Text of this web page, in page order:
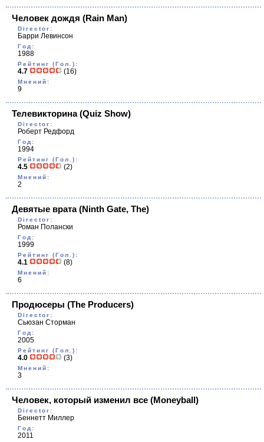
Человек дождя (Rain Man)
Director:
Барри Левинсон
Год:
1988
Рейтинг (Гол.):
4.7 (16)
Мнений:
9
Телевикторина(Quiz Show)
Director:
Роберт Редфорд
Год:
1994
Рейтинг (Гол.):
4.5 (2)
Мнений:
2
Девятые врата(Ninth Gate, The)
Director:
Роман Полански
Год:
1999
Рейтинг (Гол.):
4.1 (8)
Мнений:
6
Продюсеры (The Producers)
Director:
Сьюзан Сторман
Год:
2005
Рейтинг (Гол.):
4.0 (3)
Мнений:
3
Человек, который изменил всe (Moneyball)
Director:
Беннетт Миллер
Год:
2011